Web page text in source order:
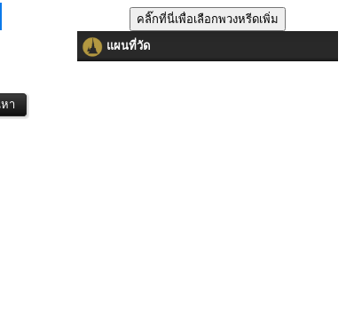
แผนที่วัด